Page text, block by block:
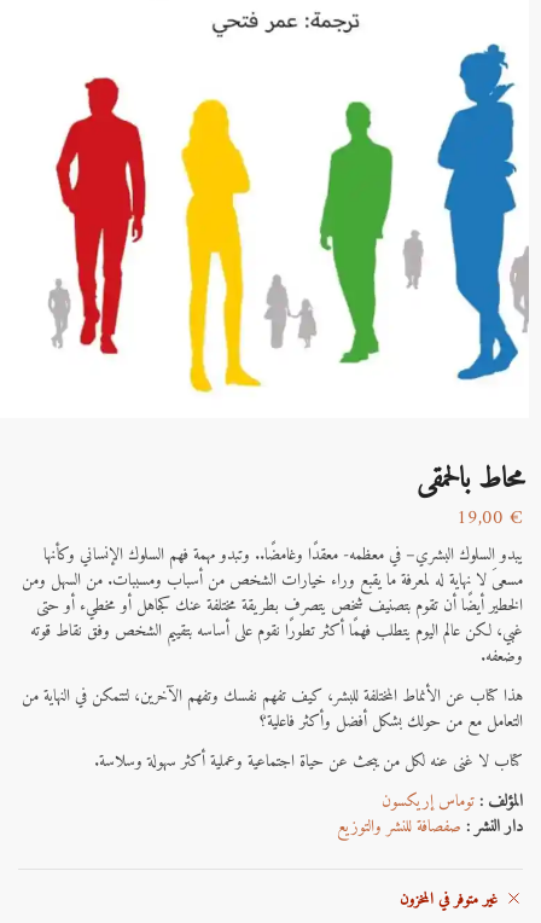
محاط بالحمقى
19,00 €
يبدو السلوك البشري– في معظمه- معقدًا وغامضًا.. وتبدو مهمة فهم السلوك الإنساني وكأنها
مسعىَ لا نهاية له لمعرفة ما يقبع وراء خيارات الشخص من أسباب ومسببات. من السهل ومن
الخطير أيضًا أن تقوم بتصنيف شخص يتصرف بطريقة مختلفة عنك كجاهل أو مخطيء أو حتى
غبي، لكن عالم اليوم يتطلب فهمًا أكثر تطورًا نقوم على أساسه بتقييم الشخص وفق نقاط قوته
وضعفه.
هذا كتاب عن الأنماط المختلفة للبشر، كيف تفهم نفسك وتفهم الآخرين، لتتمكن في النهاية من
التعامل مع من حولك بشكل أفضل وأكثر فاعلية؟
كتاب لا غنى عنه لكل من يبحث عن حياة اجتماعية وعملية أكثر سهولة وسلاسة.
المؤلف :توماس إريكسون
دار النشر : صفصافة للنشر والتوزيع
غير متوفر في المخزون